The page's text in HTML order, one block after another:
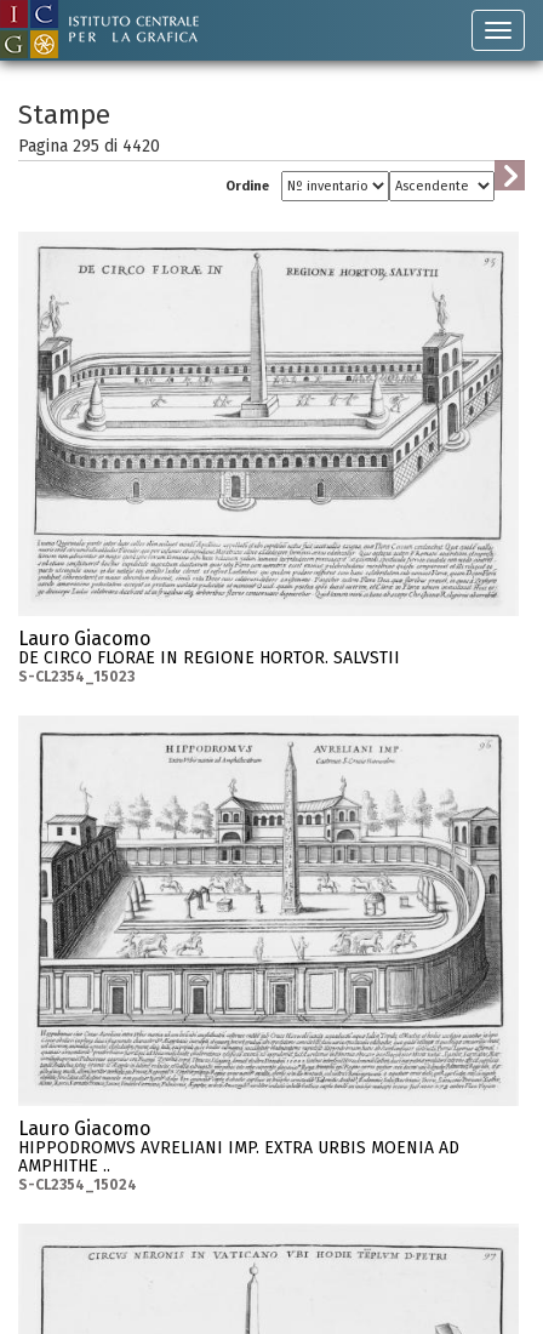
Stampe
Pagina 295 di 4420
Ordine
Lauro Giacomo
DE CIRCO FLORAE IN REGIONE HORTOR. SALVSTII
S-CL2354_15023
Lauro Giacomo
HIPPODROMVS AVRELIANI IMP. EXTRA URBIS MOENIA AD
AMPHITHE ..
S-CL2354_15024